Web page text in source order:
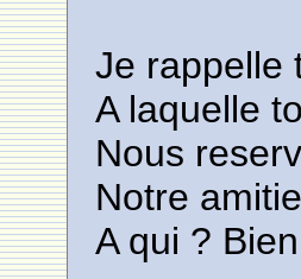
Je rappelle
A laquelle
Nous
Notre
A qui ?